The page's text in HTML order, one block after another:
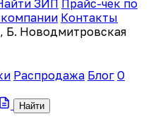
ЗИП Прайс-чек по
Контакты
Б. Новодмитровская
Распродажа Блог О
Найти